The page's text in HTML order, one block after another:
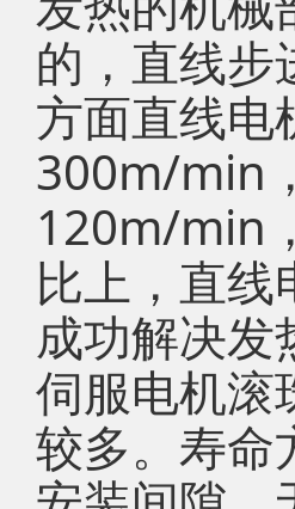
的，直线步
方面直线电
300m/min
120m/min
比上，直
成功解决发
伺服电机滚
较多。寿命